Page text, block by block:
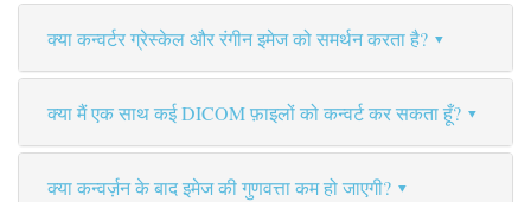
क्या कन्वर्टर ग्रेस्केल और रंगीन इमेज को समर्थन करता है?
क्या मैं एक साथ कई DICOM फ़ाइलों को कन्वर्ट कर सकता हूँ?
क्या कन्वर्ज़न के बाद इमेज की गुणवत्ता कम हो जाएगी?